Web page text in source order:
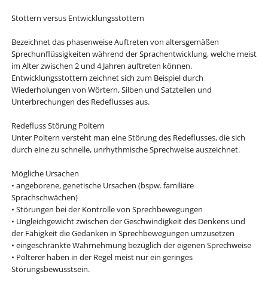
Stottern versus Entwicklungsstottern
Bezeichnet das phasenweise Auftreten von altersgemäßen
Sprechunflüssigkeiten während der Sprachentwicklung, welche meist
im Alter zwischen 2 und 4 Jahren auftreten können.
Entwicklungsstottern zeichnet sich zum Beispiel durch
Wiederholungen von Wörtern, Silben und Satzteilen und
Unterbrechungen des Redeflusses aus.
Redefluss Störung Poltern
Unter Poltern versteht man eine Störung des Redeflusses, die sich
durch eine zu schnelle, unrhythmische Sprechweise auszeichnet.
Mögliche Ursachen
• angeborene, genetische Ursachen (bspw. familiäre
Sprachschwächen)
• Störungen bei der Kontrolle von Sprechbewegungen
• Ungleichgewicht zwischen der Geschwindigkeit des Denkens und
der Fähigkeit die Gedanken in Sprechbewegungen umzusetzen
• eingeschränkte Wahrnehmung bezüglich der eigenen Sprechweise
• Polterer haben in der Regel meist nur ein geringes
Störungsbewusstsein.